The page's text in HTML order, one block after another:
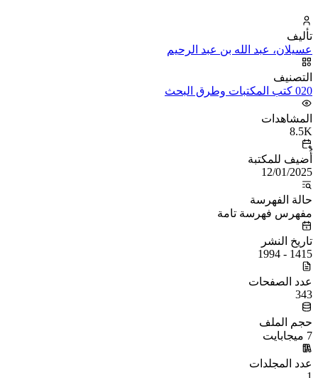
تأليف
عسيلان، عبد الله بن عبد الرحيم
التصنيف
020 كتب المكتبات وطرق البحث
المشاهدات
8.5K
أُضيف للمكتبة
12/01/2025
حالة الفهرسة
مفهرس فهرسة تامة
تاريخ النشر
1415 - 1994
عدد الصفحات
343
حجم الملف
7 ميجابايت
عدد المجلدات